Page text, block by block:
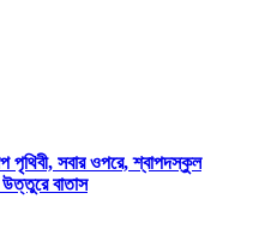
পৃথিবী, সবার ওপরে, শ্বাপদস্কুল
বাতাস